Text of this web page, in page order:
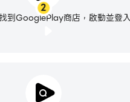
2
到GooglePlay商店，啟動並登